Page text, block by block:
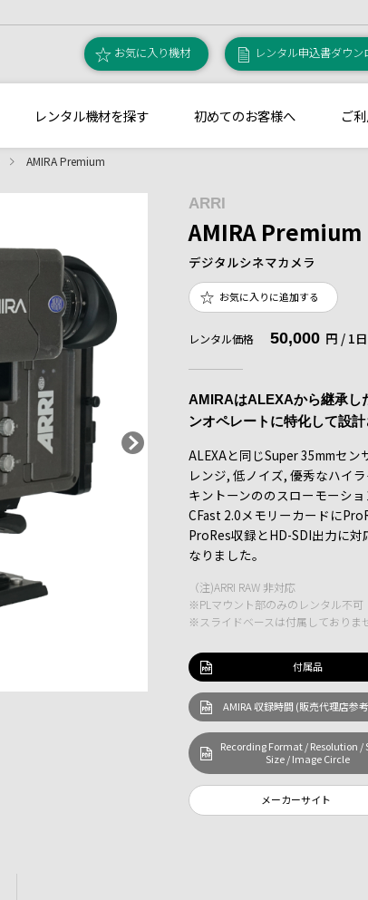
お気に入り機材 レンタル申込書ダウン
レンタル機材を探す 初めてのお客様へ ご
AMIRA Premium
ARRI
AMIRA Premium
デジタルシネマカメラ
お気に入りに追加する
レンタル価格 50,000 円 / 1
AMIRAはALEXAから継承し
ンオペレートに特化して設
ALEXAと同じSuper 35mmセ
レンジ, 低ノイズ, 優秀なハイ
キントーンののスローモーシ
CFast 2.0メモリーカードに
ProRes収録とHD-SDI出力に
なりました。
（注)ARRI RAW 非対応
※PLマウント部のみのレンタル不可
※スライドベースは付属しておりま
付属品
AMIRA 収録時間 (販売代理店参
Recording Format / Resolution /
Size / Image Circle
メーカーサイト